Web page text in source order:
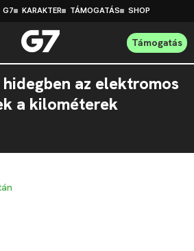
G7 KARAKTER TÁMOGATÁS SHOP
Támogatás
az elektromos
a kilométerek